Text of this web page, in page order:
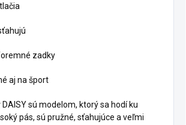
zadky
aj na šport
sú modelom, ktorý sa hodí ku
pás, sú pružné, sťahujúce a veľmi